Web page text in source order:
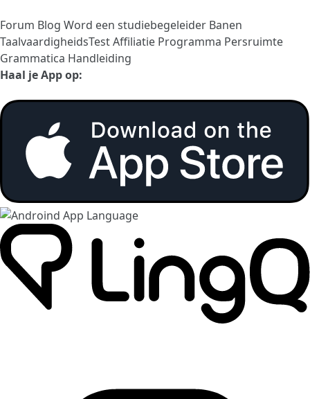
Forum Blog Word een studiebegeleider Banen
TaalvaardigheidsTestAffiliatie Programma Persruimte
Grammatica Handleiding
Haal je App op: